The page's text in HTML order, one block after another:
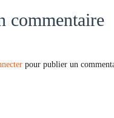
commentaire
pour publier un